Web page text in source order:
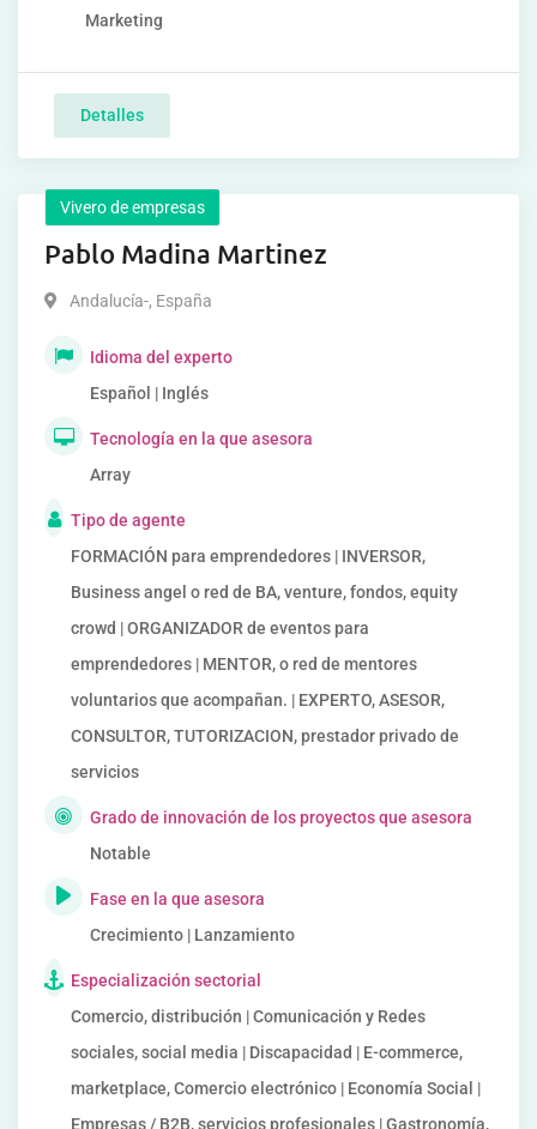
Marketing
Detalles
Vivero de empresas
Pablo Madina Martinez
Andalucía-, España
Idioma del experto
Español | Inglés
Tecnología en la que asesora
Array
Tipo de agente
FORMACIÓN para emprendedores | INVERSOR,
Business angel o red de BA, venture, fondos, equity
crowd | ORGANIZADOR de eventos para
emprendedores | MENTOR, o red de mentores
voluntarios que acompañan. | EXPERTO, ASESOR,
CONSULTOR, TUTORIZACION, prestador privado de
servicios
Grado de innovación de los proyectos que asesora
Notable
Fase en la que asesora
Crecimiento | Lanzamiento
Especialización sectorial
Comercio, distribución | Comunicación y Redes
sociales, social media | Discapacidad | E-commerce,
marketplace, Comercio electrónico | Economía Social |
Empresas / B2B, servicios profesionales | Gastronomía,